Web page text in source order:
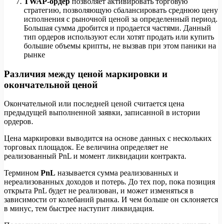
стратегию, позволяющую сбалансировать среднюю цену
исполнения с рыночной ценой за определенный период.
Большая сумма дробится и продается частями. Данный
тип ордеров используют если хотят продать или купить
большие объемы крипты, не вызвав при этом паники на
рынке
Различия между ценой маркировки и
окончательной ценой
Окончательной или последней ценой считается цена
предыдущей выполненной заявки, записанной в истории
ордеров.
Цена маркировки выводится на основе данных с нескольких
торговых площадок. Ее величина определяет не
реализованный PnL и момент ликвидации контракта.
Термином PnL называется сумма реализованных и
нереализованных доходов и потерь. До тех пор, пока позиция
открыта PnL будет не реализован, и может изменяться в
зависимости от колебаний рынка. И чем больше он склоняется
в минус, тем быстрее наступит ликвидация.